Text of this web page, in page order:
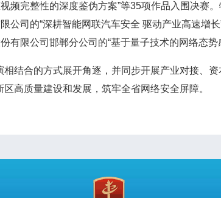
频完整性的深度鉴伪方案”等35项作品入围决赛
公司的“深耕智能网联汽车安全 驱动产业高速增
有限公司邯郸分公司的“基于量子技术的网络态势
合的方式展开角逐，并同步开展产业对接、资
高质量建设和发展，筑牢全省网络安全屏障。